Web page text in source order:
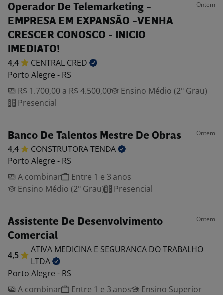
Operador De Telemarketing -
EMPRESA EM EXPANSÃO -VENHA
CRESCER CONOSCO - INICIO
IMEDIATO!
Ontem
4,4 CENTRAL CRED
Porto Alegre - RS
R$ 1.700,00 a R$ 4.500,00
Ensino Médio (2º Grau)
Presencial
Banco De Talentos Mestre De Obras Ontem
4,4 CONSTRUTORATENDA
Porto Alegre - RS
A combinar
Entre 1 e 3 anos
Ensino Médio (2º Grau)
Presencial
Assistente De Desenvolvimento
Comercial
Ontem
4,5
ATIVA MEDICINA E SEGURANCA DO TRABALHO
LTDA
Porto Alegre - RS
A combinar
Entre 1 e 3 anos
Ensino Superior